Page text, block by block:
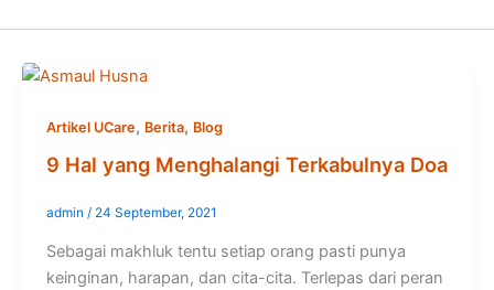
Artikel UCare, Berita, Blog
9 Hal yang Menghalangi Terkabulnya Doa
admin / 24 September, 2021
Sebagai makhluk tentu setiap orang pasti punya
keinginan, harapan, dan cita-cita. Terlepas dari peran